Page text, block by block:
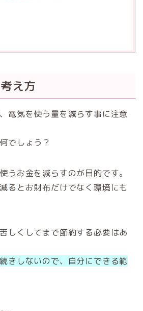
え方
電気を使う量を減らす事に注意
でしょう？
うお金を減らすのが目的です。
るとお財布だけでなく環境にも
しくしてまで節約する必要はあ
きしないので、自分にできる範